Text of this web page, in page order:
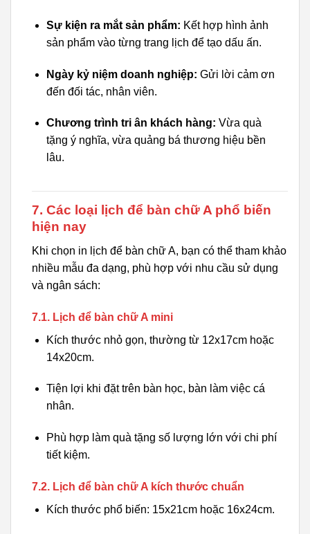
Sự kiện ra mắt sản phẩm: Kết hợp hình ảnh
sản phẩm vào từng trang lịch để tạo dấu ấn.
Ngày kỷ niệm doanh nghiệp: Gửi lời cảm ơn
đến đối tác, nhân viên.
Chương trình tri ân khách hàng: Vừa quà
tặng ý nghĩa, vừa quảng bá thương hiệu bền
lâu.
7. Các loại lịch để bàn chữ A phổ biến
hiện nay
Khi chọn in lịch để bàn chữ A, bạn có thể tham khảo
nhiều mẫu đa dạng, phù hợp với nhu cầu sử dụng
và ngân sách:
7.1. Lịch để bàn chữ A mini
Kích thước nhỏ gọn, thường từ 12x17cm hoặc
14x20cm.
Tiện lợi khi đặt trên bàn học, bàn làm việc cá
nhân.
Phù hợp làm quà tặng số lượng lớn với chi phí
tiết kiệm.
7.2. Lịch để bàn chữ A kích thước chuẩn
Kích thước phổ biến: 15x21cm hoặc 16x24cm.